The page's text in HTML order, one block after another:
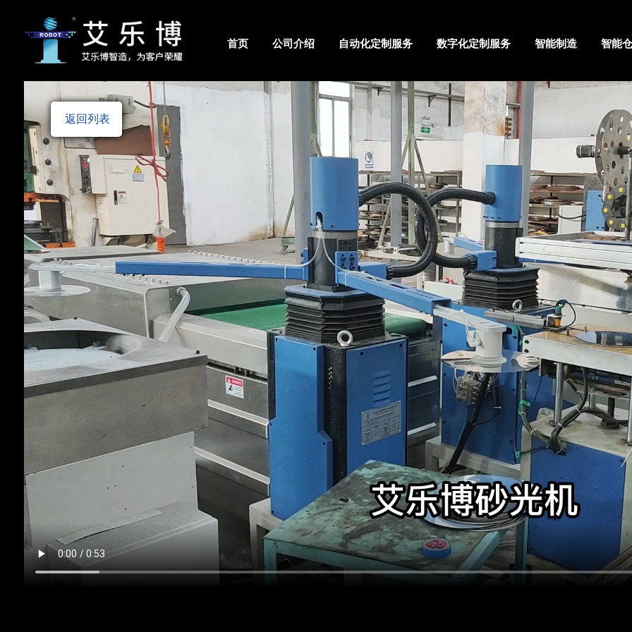
首页 公司介绍 自动化定制服务 数字化定制服务 智能制造 智能
佛山市艾乐博机器人股份有限公司
艾乐博总部
佛山市南海区大沥镇太平村
首页
公司介绍
自动化定制服务
数字化定制服务
智能制造
智能仓储货架
案例视频
新闻公告
返回列表